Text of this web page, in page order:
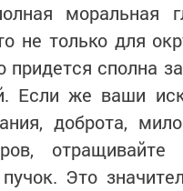
моральная
не только для
сполна
Если же ваши
доброта,
Это